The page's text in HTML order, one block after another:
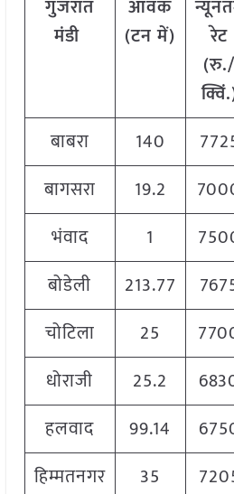
गुजरात
मंडी
आवक
(टन में)
रेट
(रु./
बाबरा
140
बागसरा
19.2
भंवाद
1
बोडेली
213.77
चोटिला
25
धोराजी
25.2
हलवाद
99.14
हिम्मतनगर
35